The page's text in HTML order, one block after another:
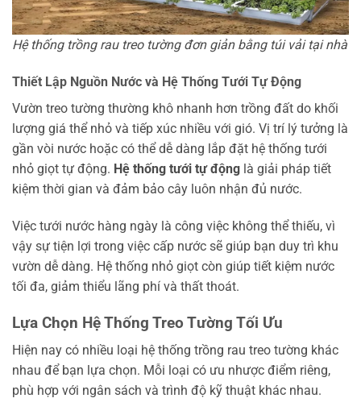
Hệ thống trồng rau treo tường đơn giản bằng túi vải tại nhà
Thiết Lập Nguồn Nước và Hệ Thống Tưới Tự Động
Vườn treo tường thường khô nhanh hơn trồng đất do khối
lượng giá thể nhỏ và tiếp xúc nhiều với gió. Vị trí lý tưởng là
gần vòi nước hoặc có thể dễ dàng lắp đặt hệ thống tưới
nhỏ giọt tự động. Hệ thống tưới tự động là giải pháp tiết
kiệm thời gian và đảm bảo cây luôn nhận đủ nước.
Việc tưới nước hàng ngày là công việc không thể thiếu, vì
vậy sự tiện lợi trong việc cấp nước sẽ giúp bạn duy trì khu
vườn dễ dàng. Hệ thống nhỏ giọt còn giúp tiết kiệm nước
tối đa, giảm thiểu lãng phí và thất thoát.
Lựa Chọn Hệ Thống Treo Tường Tối Ưu
Hiện nay có nhiều loại hệ thống trồng rau treo tường khác
nhau để bạn lựa chọn. Mỗi loại có ưu nhược điểm riêng,
phù hợp với ngân sách và trình độ kỹ thuật khác nhau.